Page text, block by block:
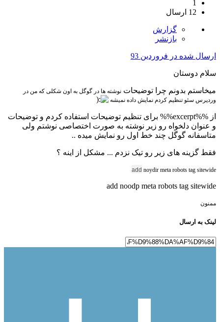
1
12 ارسال
گزارش
بازنشر
ارسال شده در فروردین 93
سلام دوستان
میخاستم بدونم چرا توضیحات نوشته ها در گوگل به اون شکلی که من در
وردپرس سئو تنظیم کردم نمایش داده نمیشه
از %%excerpt%% برای تنظیم توضیحات استفاده کردم و توضیحات
و عنوان دلخواه رو زیر نوشته به صورت اختصاصی نوشتم ولی
متاسفانه گوگل چند خط اول رو نمایش میده ..
فقط گزینه های زیر رو تیک نزدم ... مشکل از اینه ؟
add noydir meta robots tag sitewide
add noodp meta robots tag sitewide
ممنون
لینک به ارسال